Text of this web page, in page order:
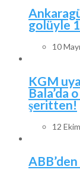
golüyle
10
KGM
Bala’da
şeritten!
12